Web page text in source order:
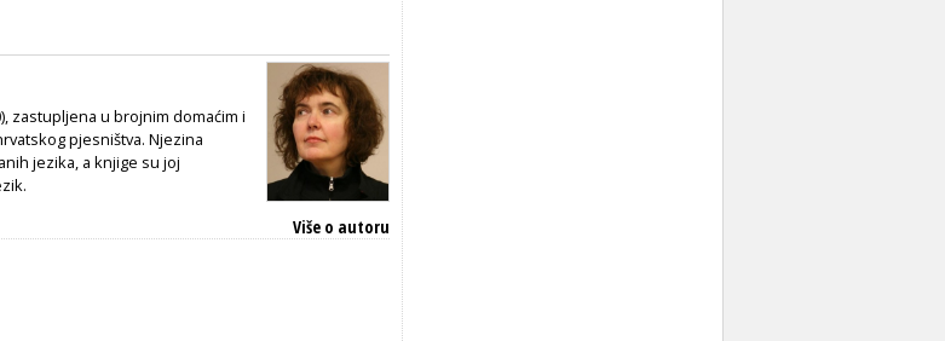
zastupljena u brojnim domaćim i
pjesništva. Njezina
jezika, a knjige su joj
Više o autoru